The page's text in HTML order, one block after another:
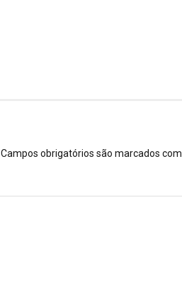
Campos obrigatórios são marcados com